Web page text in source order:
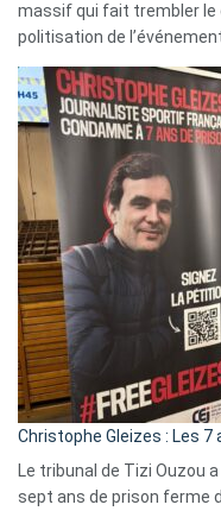
massif qui fait trembler le
politisation de
Christophe Gleizes : Les
Le tribunal de Tizi Ouzou
sept ans de prison ferme